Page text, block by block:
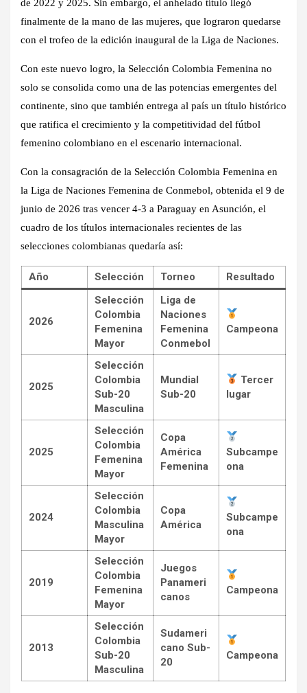
de 2022 y 2025. Sin embargo, el anhelado título llegó
finalmente de la mano de las mujeres, que lograron quedarse
con el trofeo de la edición inaugural de la Liga de Naciones.
Con este nuevo logro, la Selección Colombia Femenina no
solo se consolida como una de las potencias emergentes del
continente, sino que también entrega al país un título histórico
que ratifica el crecimiento y la competitividad del fútbol
femenino colombiano en el escenario internacional.
Con la consagración de la Selección Colombia Femenina en
la Liga de Naciones Femenina de Conmebol, obtenida el 9 de
junio de 2026 tras vencer 4-3 a Paraguay en Asunción, el
cuadro de los títulos internacionales recientes de las
selecciones colombianas quedaría así:
Año Selección Torneo Resultado
2026
Selección
Colombia
Femenina
Mayor
Liga de
Naciones
Femenina
Conmebol
Campeona
2025
Selección
Colombia
Sub-20
Masculina
Mundial
Sub-20
Tercer
lugar
2025
Selección
Colombia
Femenina
Mayor
Copa
América
Femenina
Subcampe
ona
2024
Selección
Colombia
Masculina
Mayor
Copa
América
Subcampe
ona
2019
Selección
Colombia
Femenina
Mayor
Juegos
Panameri
canos
Campeona
2013
Selección
Colombia
Sub-20
Masculina
Sudameri
cano Sub-
20
Campeona